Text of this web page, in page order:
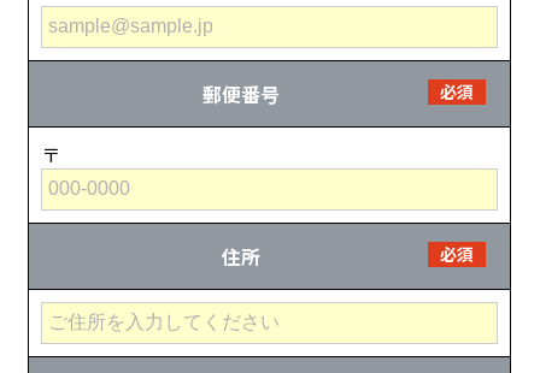
郵便番号 必須
〒
住所 必須